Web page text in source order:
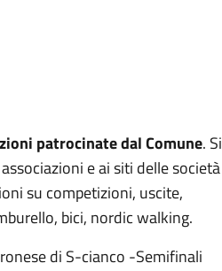
patrocinate dal Comune. Si
e ai siti delle società
su competizioni, uscite,
bici, nordic walking.
di S-cianco -Semifinali